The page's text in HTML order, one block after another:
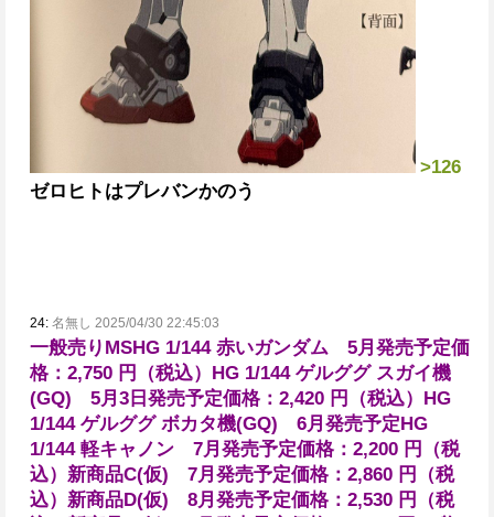
>126
ゼロヒトはプレバンかのう
24: 名無し 2025/04/30 22:45:03
一般売りMSHG 1/144 赤いガンダム 5月発売予定価
格：2,750 円（税込）
HG 1/144 ゲルググ スガイ機
(GQ) 5月3日発売予定価格：2,420 円（税込）
HG
1/144 ゲルググ ボカタ機(GQ) 6月発売予定 HG
1/144 軽キャノン 7月発売予定価格：2,200 円（税
込） 新商品C(仮) 7月発売予定価格：2,860 円（税
込） 新商品D(仮) 8月発売予定価格：2,530 円（税